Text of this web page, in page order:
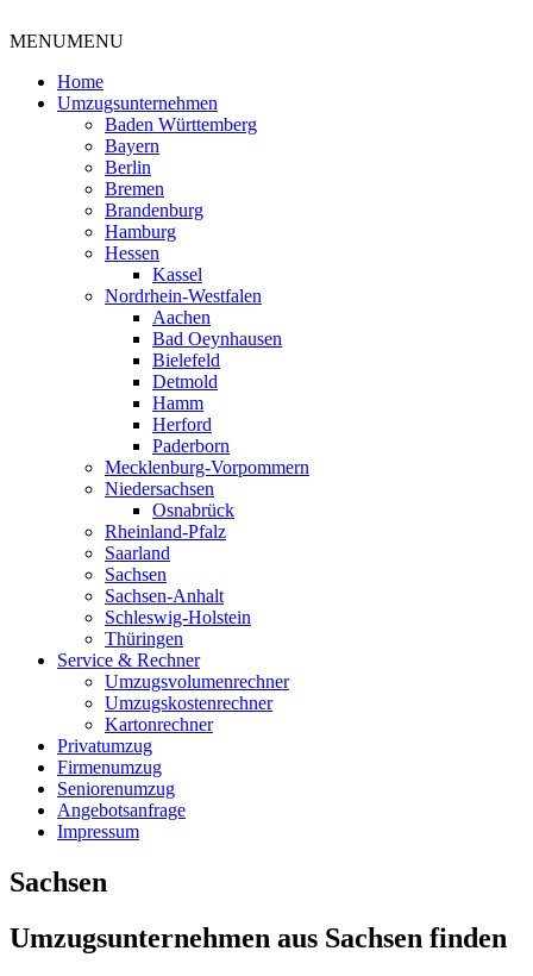
MENUMENU
Home
Umzugsunternehmen
Baden Württemberg
Bayern
Berlin
Bremen
Brandenburg
Hamburg
Hessen
Kassel
Nordrhein-Westfalen
Aachen
Bad Oeynhausen
Bielefeld
Detmold
Hamm
Herford
Paderborn
Mecklenburg-Vorpommern
Niedersachsen
Osnabrück
Rheinland-Pfalz
Saarland
Sachsen
Sachsen-Anhalt
Schleswig-Holstein
Thüringen
Service & Rechner
Umzugsvolumenrechner
Umzugskostenrechner
Kartonrechner
Privatumzug
Firmenumzug
Seniorenumzug
Angebotsanfrage
Impressum
Sachsen
Umzugsunternehmen aus Sachsen finden